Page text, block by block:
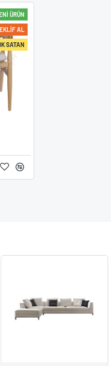
ÜRÜN
AL
SATAN